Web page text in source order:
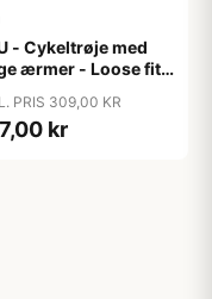
- Cykeltrøje med
ærmer - Loose fit -
PRIS 309,00 KR
kr